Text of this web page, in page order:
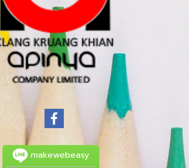
makewebeasy